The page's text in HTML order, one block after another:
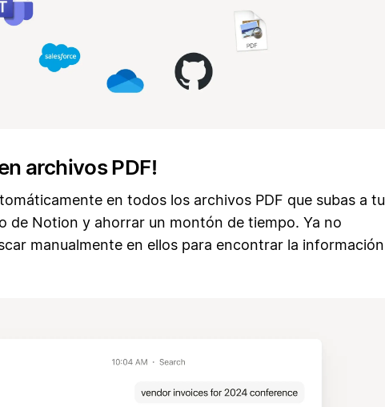
archivos PDF!
en todos los archivos PDF que subas a tu
de Notion y ahorrar un montón de tiempo. Ya no
manualmente en ellos para encontrar la información